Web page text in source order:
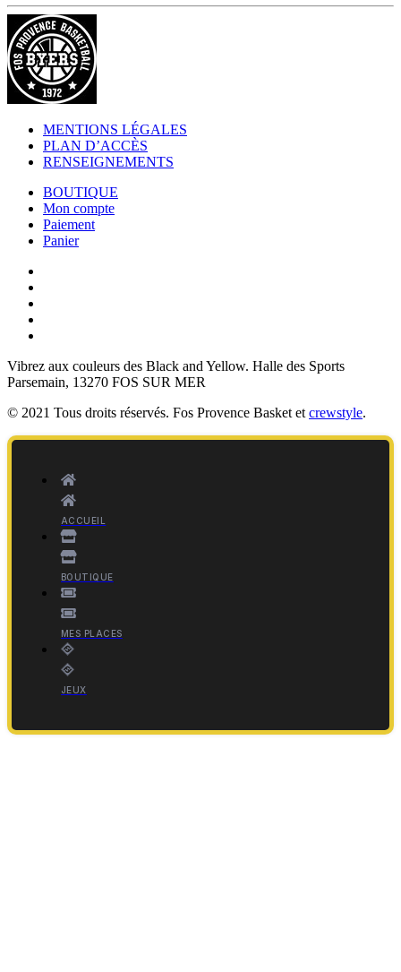
MENTIONS LÉGALES
PLAN D’ACCÈS
RENSEIGNEMENTS
BOUTIQUE
Mon compte
Paiement
Panier
Vibrez aux couleurs des Black and Yellow. Halle des Sports
Parsemain, 13270 FOS SUR MER
© 2021 Tous droits réservés. Fos Provence Basket et crewstyle.
ACCUEIL
BOUTIQUE
MES PLACES
JEUX